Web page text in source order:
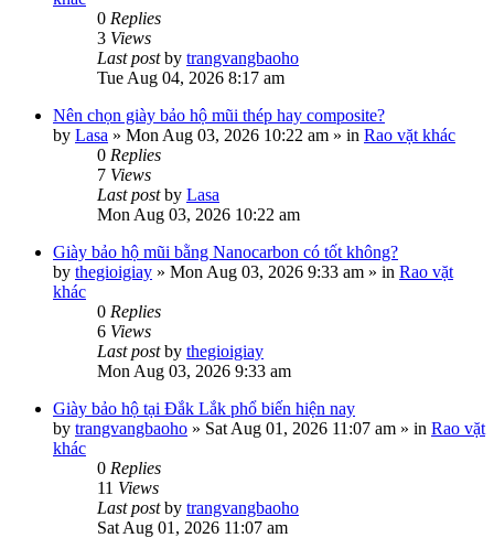
0 Replies
3 Views
Last postby trangvangbaoho
Tue Aug 04, 2026 8:17 am
Nên chọn giày bảo hộ mũi thép hay composite?
by Lasa » Mon Aug 03, 2026 10:22 am » in Rao vặt khác
0 Replies
7 Views
Last postby Lasa
Mon Aug 03, 2026 10:22 am
Giày bảo hộ mũi bằng Nanocarbon có tốt không?
by thegioigiay » Mon Aug 03, 2026 9:33 am » in Rao vặt
khác
0 Replies
6 Views
Last postby thegioigiay
Mon Aug 03, 2026 9:33 am
Giày bảo hộ tại Đắk Lắk phổ biến hiện nay
by trangvangbaoho » Sat Aug 01, 2026 11:07 am » in Rao vặt
khác
0 Replies
11 Views
Last postby trangvangbaoho
Sat Aug 01, 2026 11:07 am